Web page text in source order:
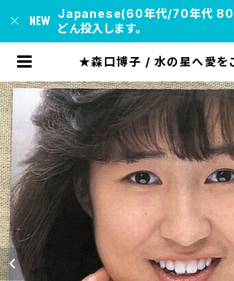
Japanese(60年代/70年代 80
どん投入します。
★森口博子 / 水の星へ愛を